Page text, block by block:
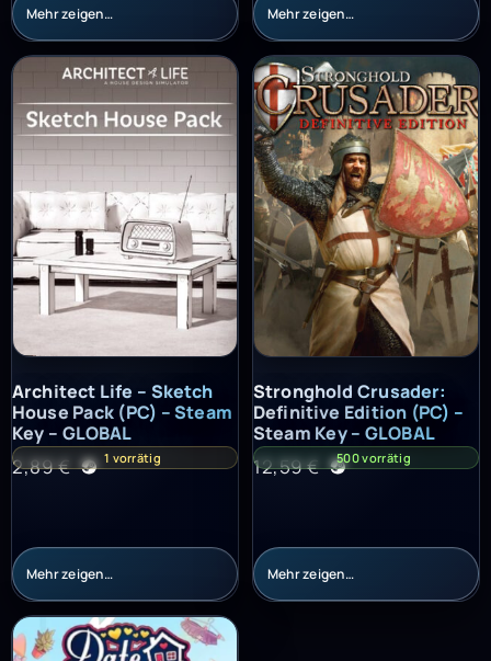
Mehr zeigen… Mehr zeigen…
Architect Life – Sketch House Pack (PC) – Steam Key – GLOBAL
Architect Life – Sketch
House Pack (PC) – Steam
Key – GLOBAL
2,89€ 1 vorrätig
Mehr zeigen…
Stronghold Crusader: Definitive
Stronghold Crusader:
Definitive Edition (PC) –
Steam Key – GLOBAL
12,59€ 500 vorrätig
Mehr zeigen…